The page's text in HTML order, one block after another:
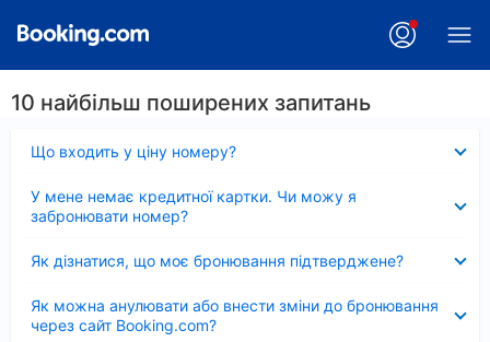
10 найбільш поширених запитань
Що входить у ціну номеру?
У мене немає кредитної картки. Чи можу я
забронювати номер?
Як дізнатися, що моє бронювання підтверджене?
Як можна анулювати або внести зміни до бронювання
через сайт Booking.com?